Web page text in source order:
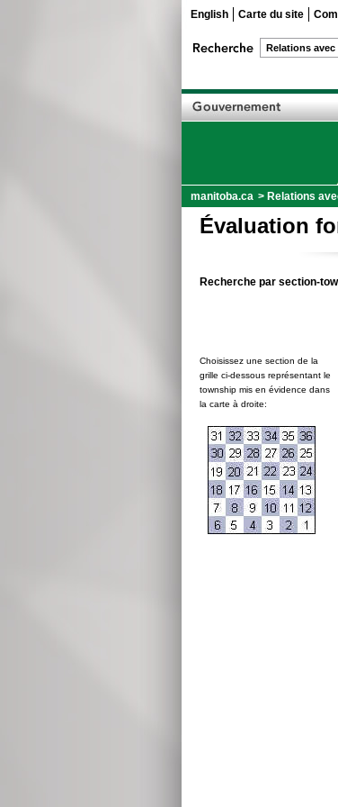
English Carte du site
manitoba.ca > Relations
Évaluation
Recherche par section-
Choisissez une section de la
grille ci-dessous représentant le
township mis en évidence dans
la carte à droite: